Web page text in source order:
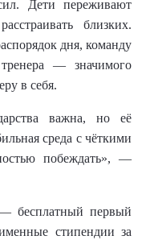
Дети переживают
близких.
дня, команду
— значимого
в себя.
важна, но её
среда с чёткими
побеждать», —
бесплатный первый
стипендии за